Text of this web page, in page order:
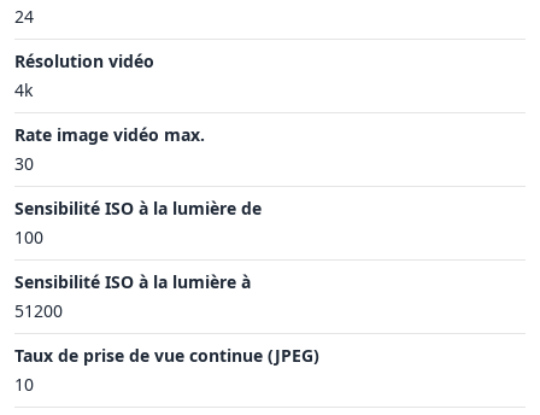
24
Résolution vidéo
4k
Rate image vidéo max.
30
Sensibilité ISO à la lumière de
100
Sensibilité ISO à la lumière à
51200
Taux de prise de vue continue (JPEG)
10